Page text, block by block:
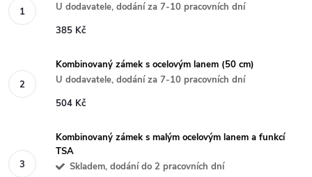
U dodavatele, dodání za 7-10 pracovních dní
385 Kč
Kombinovaný zámek s ocelovým lanem (50 cm)
U dodavatele, dodání za 7-10 pracovních dní
504 Kč
Kombinovaný zámek s malým ocelovým lanem a funkcí
TSA
Skladem, dodání do 2 pracovních dní